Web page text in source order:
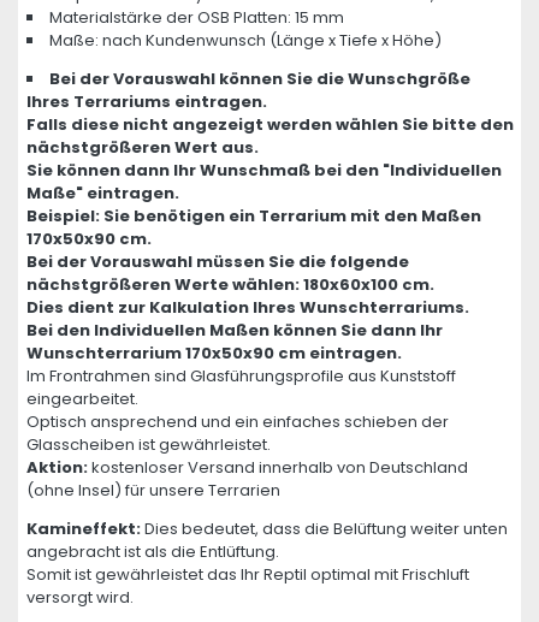
Materialstärke der OSB Platten: 15 mm
Maße: nach Kundenwunsch (Länge x Tiefe x Höhe)
Bei der Vorauswahl können Sie die Wunschgröße
Ihres Terrariums eintragen.
Falls diese nicht angezeigt werden wählen Sie bitte den
nächstgrößeren Wert aus.
Sie können dann Ihr Wunschmaß bei den "Individuellen
Maße" eintragen.
Beispiel: Sie benötigen ein Terrarium mit den Maßen
170x50x90 cm.
Bei der Vorauswahl müssen Sie die folgende
nächstgrößeren Werte wählen: 180x60x100 cm.
Dies dient zur Kalkulation Ihres Wunschterrariums.
Bei den Individuellen Maßen können Sie dann Ihr
Wunschterrarium 170x50x90 cm eintragen.
Im Frontrahmen sind Glasführungsprofile aus Kunststoff
eingearbeitet.
Optisch ansprechend und ein einfaches schieben der
Glasscheiben ist gewährleistet.
Aktion:kostenloser Versand innerhalb von Deutschland
(ohne Insel) für unsere Terrarien
Kamineffekt:Dies bedeutet, dass die Belüftung weiter unten
angebracht ist als die Entlüftung.
Somit ist gewährleistet das Ihr Reptil optimal mit Frischluft
versorgt wird.